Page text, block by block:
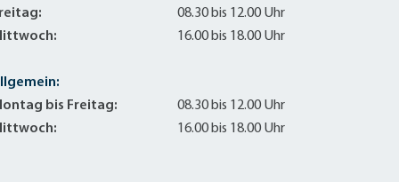
08.30 bis 12.00 Uhr
16.00 bis 18.00 Uhr
bis Freitag:
08.30 bis 12.00 Uhr
16.00 bis 18.00 Uhr